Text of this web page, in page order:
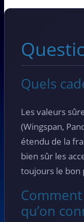
Quels
Les valeurs
(Wingspan,
étendu de la
bien sûr les
toujours le bon
qu’on